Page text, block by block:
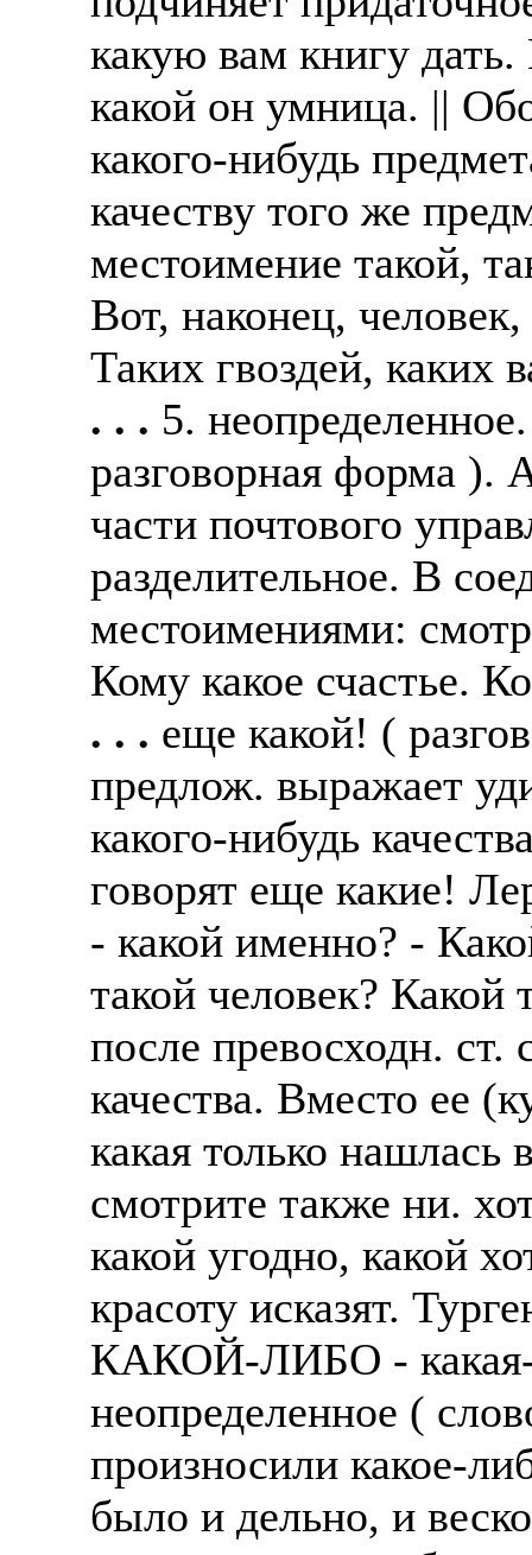
какую вам книгу
какой он умница. ||
какого-нибудь
качеству того же
местоимение такой,
Вот, наконец,
Таких гвоздей, каких
. . . 5.
разговорная форма ).
части почтового
разделительное. В
местоимениями:
Кому какое счастье.
. . . еще какой! (
предлож. выражает
какого-нибудь
говорят еще какие!
- какой именно? -
такой человек? Какой
после превосходн. ст.
качества. Вместо ее
какая только нашлась
смотрите также ни.
какой угодно, какой
красоту исказят.
КАКОЙ-ЛИБО - какая-
неопределенное (
произносили какое-
было и дельно, и